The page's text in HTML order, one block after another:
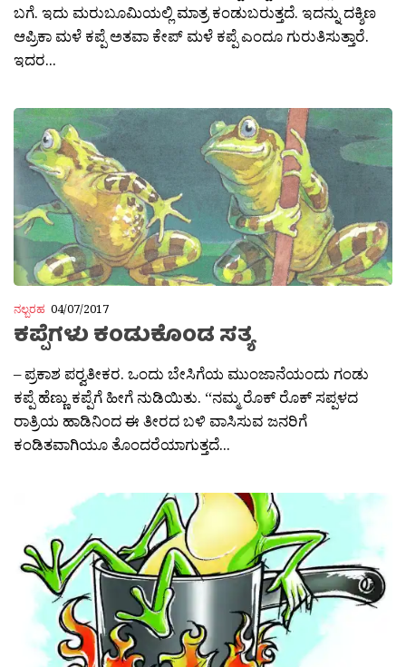
ಬಗೆ. ಇದು ಮರುಬೂಮಿಯಲ್ಲಿ ಮಾತ್ರ ಕಂಡುಬರುತ್ತದೆ. ಇದನ್ನು ದಕ್ಶಿಣ
ಆಪ್ರಿಕಾ ಮಳೆ ಕಪ್ಪೆ ಅತವಾ ಕೇಪ್ ಮಳೆ ಕಪ್ಪೆ ಎಂದೂ ಗುರುತಿಸುತ್ತಾರೆ.
ಇದರ...
ನಲ್ಬರಹ 04/07/2017
ಕಪ್ಪೆಗಳು ಕಂಡುಕೊಂಡ ಸತ್ಯ
– ಪ್ರಕಾಶ ಪರ‍್ವತೀಕರ. ಒಂದು ಬೇಸಿಗೆಯ ಮುಂಜಾನೆಯಂದು ಗಂಡು
ಕಪ್ಪೆ ಹೆಣ್ಣು ಕಪ್ಪೆಗೆ ಹೀಗೆ ನುಡಿಯಿತು. “ನಮ್ಮ ರೊಕ್ ರೊಕ್ ಸಪ್ಪಳದ
ರಾತ್ರಿಯ ಹಾಡಿನಿಂದ ಈ ತೀರದ ಬಳಿ ವಾಸಿಸುವ ಜನರಿಗೆ
ಕಂಡಿತವಾಗಿಯೂ ತೊಂದರೆಯಾಗುತ್ತದೆ...